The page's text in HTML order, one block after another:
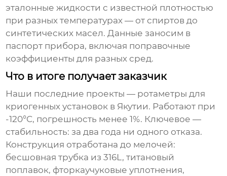
эталонные жидкости с известной плотностью
при разных температурах — от спиртов до
синтетических масел. Данные заносим в
паспорт прибора, включая поправочные
коэффициенты для разных сред.
Что в итоге получает заказчик
Наши последние проекты — ротаметры для
криогенных установок в Якутии. Работают при
-120°C, погрешность менее 1%. Ключевое —
стабильность: за два года ни одного отказа.
Конструкция отработана до мелочей:
бесшовная трубка из 316L, титановый
поплавок, фторкаучуковые уплотнения,